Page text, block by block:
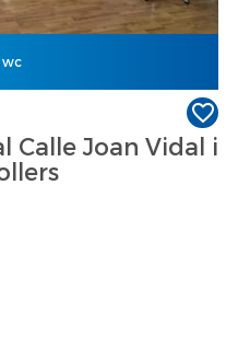
wc
Calle Joan Vidal i